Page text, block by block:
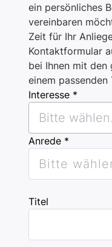
ein persönliches
vereinbaren
Zeit für Ihr
Kontaktformular
bei Ihnen mit den
einem passenden
Interesse *
Bitte
Anrede *
Bitte
Titel